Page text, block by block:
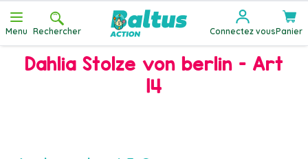
Menu Rechercher Connectez vousPanier
Dahlia Stolze von berlin - Art
14